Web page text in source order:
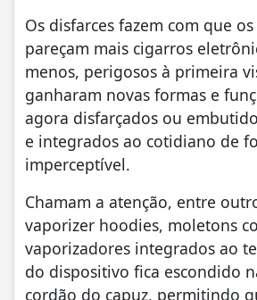
Os disfarces fazem com que
pareçam mais cigarros
menos, perigosos à primeira
ganharam novas formas e
agora disfarçados ou
e integrados ao cotidiano de
imperceptível.
Chamam a atenção, entre
vaporizer hoodies, moletons
vaporizadores integrados ao
do dispositivo fica escondido
cordão do capuz, permitindo